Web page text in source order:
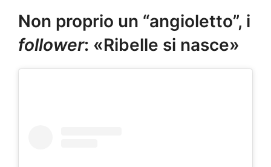
Non proprio un “angioletto”, i
follower: «Ribelle si nasce»